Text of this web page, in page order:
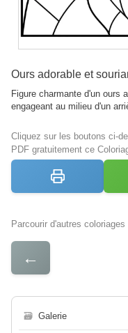
Ours adorable et
Figure charmante d'un ours
engageant au milieu d'un
Cliquez sur les boutons ci-
PDF gratuitement ce
Parcourir d'autres
←
🗃 Galerie